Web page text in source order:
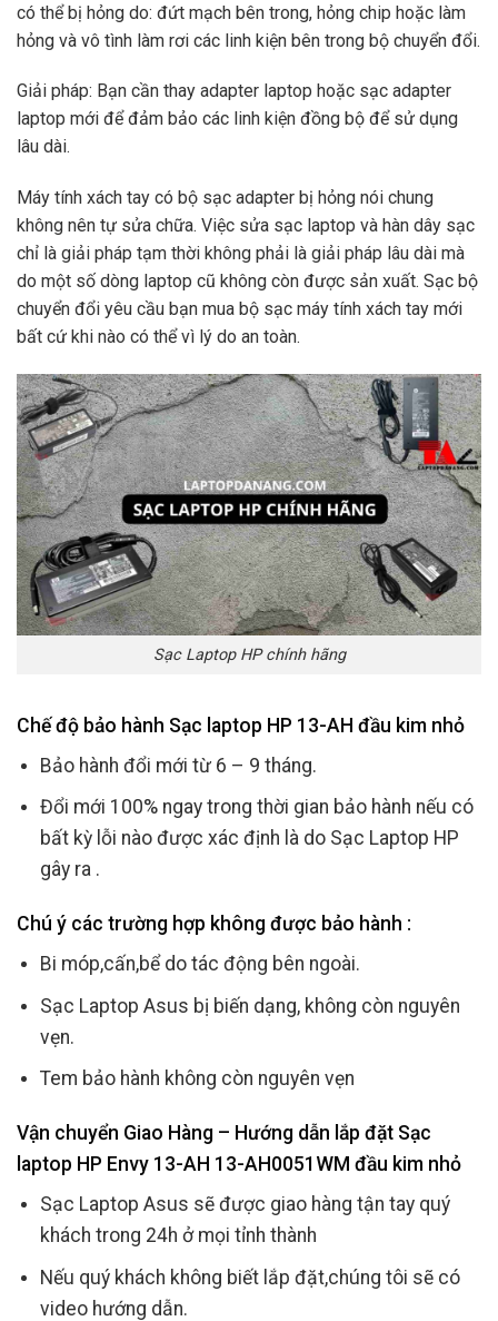
có thể bị hỏng do: đứt mạch bên trong, hỏng chip hoặc làm
hỏng và vô tình làm rơi các linh kiện bên trong bộ chuyển đổi.
Giải pháp: Bạn cần thay adapter laptop hoặc sạc adapter
laptop mới để đảm bảo các linh kiện đồng bộ để sử dụng
lâu dài.
Máy tính xách tay có bộ sạc adapter bị hỏng nói chung
không nên tự sửa chữa. Việc sửa sạc laptop và hàn dây sạc
chỉ là giải pháp tạm thời không phải là giải pháp lâu dài mà
do một số dòng laptop cũ không còn được sản xuất. Sạc bộ
chuyển đổi yêu cầu bạn mua bộ sạc máy tính xách tay mới
bất cứ khi nào có thể vì lý do an toàn.
Sạc Laptop HP chính hãng
Chế độ bảo hành Sạc laptop HP 13-AH đầu kim nhỏ
Bảo hành đổi mới từ 6 – 9 tháng.
Đổi mới 100% ngay trong thời gian bảo hành nếu có
bất kỳ lỗi nào được xác định là do Sạc Laptop HP
gây ra .
Chú ý các trường hợp không được bảo hành :
Bi móp,cấn,bể do tác động bên ngoài.
Sạc Laptop Asus bị biến dạng, không còn nguyên
vẹn.
Tem bảo hành không còn nguyên vẹn
Vận chuyển Giao Hàng – Hướng dẫn lắp đặt Sạc
laptop HP Envy 13-AH 13-AH0051WM đầu kim nhỏ
Sạc Laptop Asus sẽ được giao hàng tận tay quý
khách trong 24h ở mọi tỉnh thành
Nếu quý khách không biết lắp đặt,chúng tôi sẽ có
video hướng dẫn.